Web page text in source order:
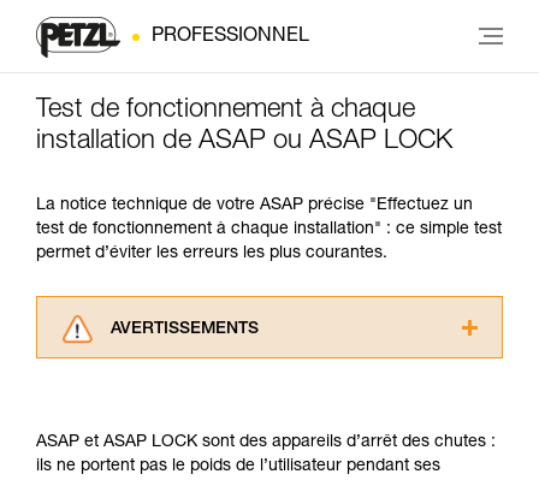
PROFESSIONNEL
Test de fonctionnement à chaque
installation de ASAP ou ASAP LOCK
La notice technique de votre ASAP précise "Effectuez un
test de fonctionnement à chaque installation" : ce simple test
permet d’éviter les erreurs les plus courantes.
AVERTISSEMENTS
informations de la notice technique pour
pouvoir comprendre ce complément
ASAP et ASAP LOCK sont des appareils d’arrêt des chutes :
ils ne portent pas le poids de l’utilisateur pendant ses